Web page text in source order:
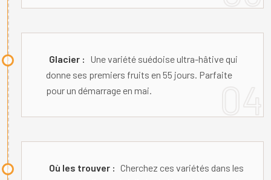
Glacier : Une variété suédoise ultra-hâtive qui
donne ses premiers fruits en 55 jours. Parfaite
pour un démarrage en mai.
Où les trouver : Cherchez ces variétés dans les